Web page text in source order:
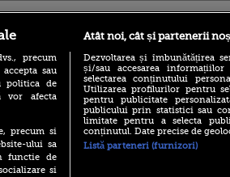
(P) Descoperă Lumea
Evenimentelor din România
precum
sau
politica de
vor afecta
precum si
ului sa
functie de
si
Atât noi, cât și partenerii
Dezvoltarea și îmbunătățirea
și/sau accesarea
selectarea conținutului
Utilizarea profilurilor pentru
pentru publicitate
publicului prin statistici sau
limitate pentru a selecta
conținutul. Date precise de
Listă parteneri (furnizori)